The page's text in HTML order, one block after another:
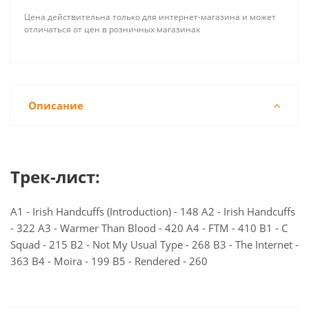
Цена действительна только для интернет-магазина и может
отличаться от цен в розничных магазинах
Описание
Трек-лист:
A1 - Irish Handcuffs (Introduction) - 148 A2 - Irish Handcuffs
- 322 A3 - Warmer Than Blood - 420 A4 - FTM - 410 B1 - C
Squad - 215 B2 - Not My Usual Type - 268 B3 - The Internet -
363 B4 - Moira - 199 B5 - Rendered - 260